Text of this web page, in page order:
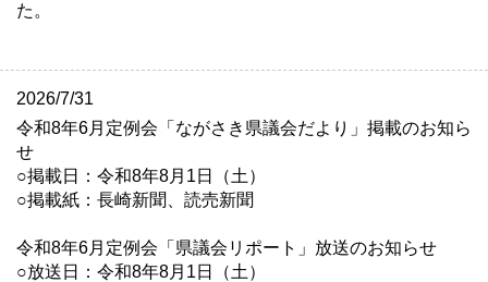
委員会名簿
県議会からのお知らせ
請願と陳情の手続
た。
2026/7/31
令和8年6月定例会「ながさき県議会だより」掲載のお知ら
せ
○掲載日：令和8年8月1日（土）
○掲載紙：長崎新聞、読売新聞
令和8年6月定例会「県議会リポート」放送のお知らせ
○放送日：令和8年8月1日（土）